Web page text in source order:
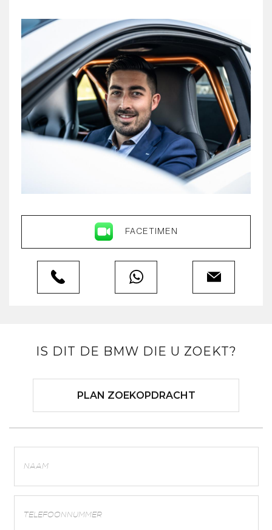
FACETIMEN
IS DIT DE BMW DIE U ZOEKT?
PLAN ZOEKOPDRACHT